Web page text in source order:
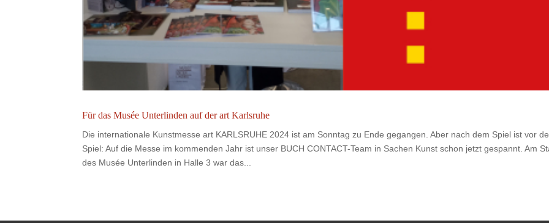
Für das Musée Unterlinden auf der art Karlsruhe
Die internationale Kunstmesse art KARLSRUHE 2024 ist am Sonntag zu Ende gegangen. Aber nach dem Spiel ist vor
Spiel: Auf die Messe im kommenden Jahr ist unser BUCH CONTACT-Team in Sachen Kunst schon jetzt gespannt. Am
des Musée Unterlinden in Halle 3 war das...